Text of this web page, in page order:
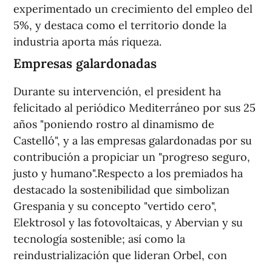
experimentado un crecimiento del empleo del
5%, y destaca como el territorio donde la
industria aporta más riqueza.
Empresas galardonadas
Durante su intervención, el president ha
felicitado al periódico Mediterráneo por sus 25
años "poniendo rostro al dinamismo de
Castelló", y a las empresas galardonadas por su
contribución a propiciar un "progreso seguro,
justo y humano".Respecto a los premiados ha
destacado la sostenibilidad que simbolizan
Grespania y su concepto "vertido cero",
Elektrosol y las fotovoltaicas, y Abervian y su
tecnología sostenible; así como la
reindustrialización que lideran Orbel, con